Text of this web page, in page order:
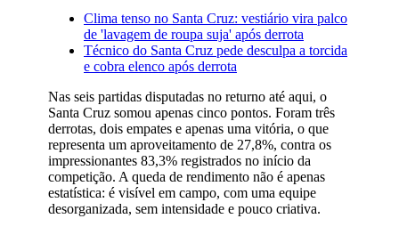
Clima tenso no Santa Cruz: vestiário vira palco
de 'lavagem de roupa suja' após derrota
Técnico do Santa Cruz pede desculpa a torcida
e cobra elenco após derrota
Nas seis partidas disputadas no returno até aqui, o
Santa Cruz somou apenas cinco pontos. Foram três
derrotas, dois empates e apenas uma vitória, o que
representa um aproveitamento de 27,8%, contra os
impressionantes 83,3% registrados no início da
competição. A queda de rendimento não é apenas
estatística: é visível em campo, com uma equipe
desorganizada, sem intensidade e pouco criativa.